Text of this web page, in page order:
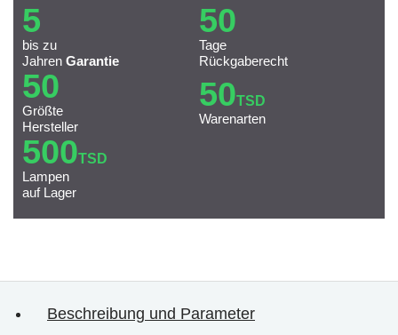
5
bis zu
Jahren Garantie
50
Tage
Rückgaberecht
50
Größte
Hersteller
50TSD
Warenarten
500TSD
Lampen
auf Lager
Beschreibung und Parameter